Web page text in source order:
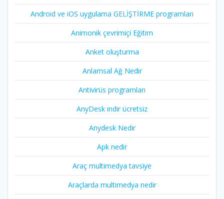
Android ve iOS uygulama GELİŞTİRME programları
Animonik çevrimiçi Eğitim
Anket oluşturma
Anlamsal Ağ Nedir
Antivirüs programları
AnyDesk indir ücretsiz
Anydesk Nedir
Apk nedir
Araç multimedya tavsiye
Araçlarda multimedya nedir